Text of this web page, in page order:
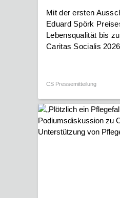
Mit der ersten
Eduard Spörk
Lebensqualität bis
Caritas Socialis
CS Pressemitteilung